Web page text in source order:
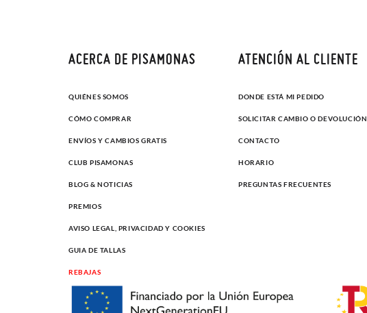
ACERCA DE PISAMONAS
QUIÉNES SOMOS
CÓMO COMPRAR
ENVÍOS Y CAMBIOS GRATIS
CLUB PISAMONAS
BLOG & NOTICIAS
PREMIOS
AVISO LEGAL, PRIVACIDAD Y COOKIES
GUIA DE TALLAS
REBAJAS
ATENCIÓN AL CLIENTE
DONDE ESTÁ MI PEDIDO
SOLICITAR CAMBIO O DEVOLUCIÓN
CONTACTO
HORARIO
PREGUNTAS FRECUENTES